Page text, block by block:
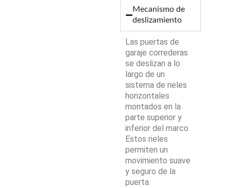
Mecanismo de
deslizamiento
Las puertas de
garaje correderas
se deslizan a lo
largo de un
sistema de rieles
horizontales
montados en la
parte superior y
inferior del marco.
Estos rieles
permiten un
movimiento suave
y seguro de la
puerta.